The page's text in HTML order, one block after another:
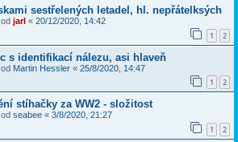
sestřelených letadel, hl. nepřátelksých
jarl « 20/12/2020, 14:42
1 2
s identifikací nálezu, asi hlaveň
Martin Hessler « 25/8/2020, 14:47
1 2
stíhačky za WW2 - složitost
seabee « 3/8/2020, 21:27
1 2